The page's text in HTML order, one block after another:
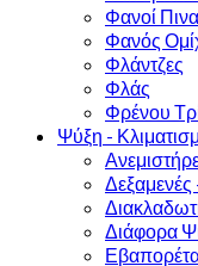
Φανοί
Φανός
Φλάντζες
Φλάς
Φρένου
Ψύξη -
Δεξαμενές
Διάφορα